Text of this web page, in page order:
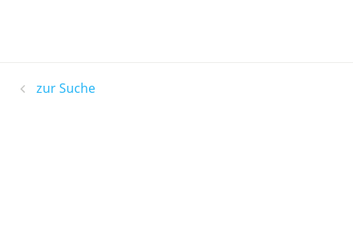
zur Suche